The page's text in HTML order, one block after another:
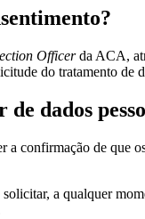
Officerda ACA,
do tratamento de
dados
a confirmação de que
a qualquer